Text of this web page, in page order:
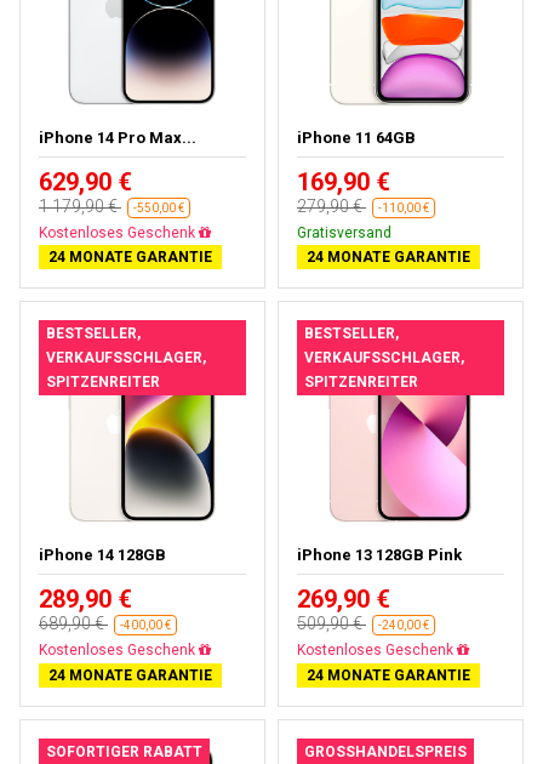
iPhone 14 Pro Max...
629,90 €
1 179,90 € -550,00 €
Kostenloses Geschenk
24 MONATE GARANTIE
iPhone 11 64GB
169,90 €
279,90 € -110,00 €
Gratisversand
24 MONATE GARANTIE
BESTSELLER,
VERKAUFSSCHLAGER,
SPITZENREITER
iPhone 14 128GB
289,90 €
689,90 € -400,00 €
Kostenloses Geschenk
24 MONATE GARANTIE
BESTSELLER,
VERKAUFSSCHLAGER,
SPITZENREITER
iPhone 13 128GB Pink
269,90 €
509,90 € -240,00 €
Kostenloses Geschenk
24 MONATE GARANTIE
SOFORTIGER RABATT GROSSHANDELSPREIS